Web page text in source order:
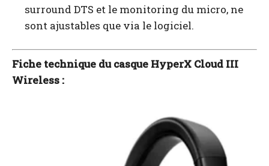
surround DTS et le monitoring du micro, ne
sont ajustables que via le logiciel.
Fiche technique du casque HyperX Cloud III
Wireless :